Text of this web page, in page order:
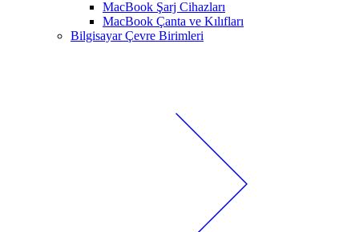
MacBook Şarj Cihazları
MacBook Çanta ve Kılıfları
Bilgisayar Çevre Birimleri